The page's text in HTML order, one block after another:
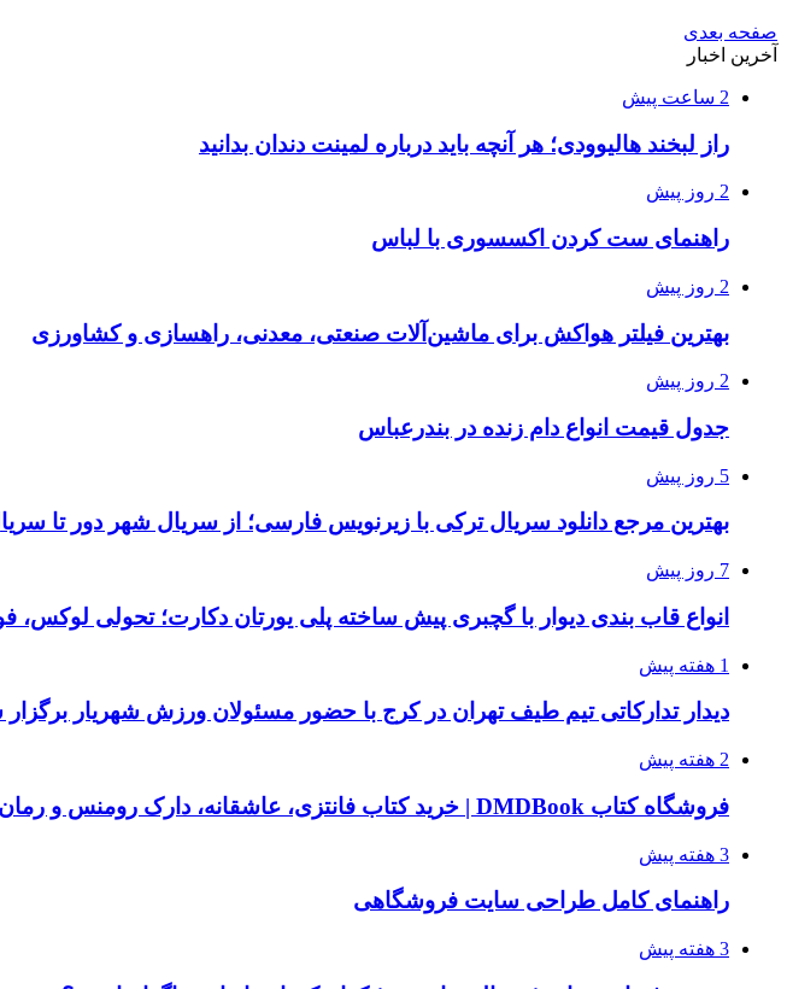
صفحه بعدی
آخرین اخبار
2 ساعت پیش
راز لبخند هالیوودی؛ هر آنچه باید درباره لمینت دندان بدانید
2 روز پیش
راهنمای ست کردن اکسسوری با لباس
2 روز پیش
بهترین فیلتر هواکش برای ماشین‌آلات صنعتی، معدنی، راهسازی و کشاورزی
2 روز پیش
جدول قیمت انواع دام زنده در بندرعباس
5 روز پیش
بهترین مرجع دانلود سریال ترکی با زیرنویس فارسی؛ از سریال شهر دور تا
7 روز پیش
انواع قاب بندی دیوار با گچبری پیش ساخته پلی یورتان دکارت؛ تحولی
1 هفته پیش
دیدار تدارکاتی تیم طیف تهران در کرج با حضور مسئولان ورزش شهریار
2 هفته پیش
فروشگاه کتاب DMDBook | خرید کتاب فانتزی، عاشقانه، دارک رومنس و رمان بدون حذفیات
3 هفته پیش
راهنمای کامل طراحی سایت فروشگاهی
3 هفته پیش